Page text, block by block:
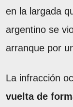
en la largada
argentino se
arranque por
La infracción
vuelta de